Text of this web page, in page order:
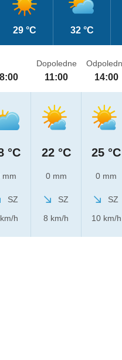
29 °C 32 °C
°C
mm
SZ
h
Dopoledne
11:00
22 °C
0 mm
SZ
8 km/h
14:00
25 °C
0 mm
SZ
10 km/h